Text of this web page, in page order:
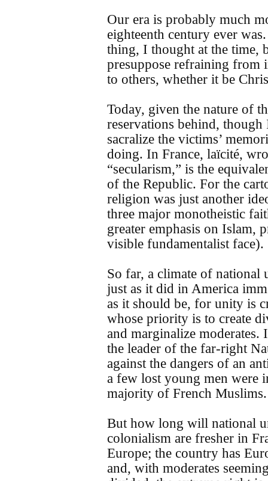
Our era is probably much
eighteenth century ever
thing, I thought at the time,
presuppose refraining from
to others, whether it be
Today, given the nature of
reservations behind,
sacralize the victims’
doing. In France, laïcité,
“secularism,” is the
of the Republic. For the
religion was just another
three major monotheistic
greater emphasis on Islam,
visible fundamentalist face).
So far, a climate of
just as it did in America
as it should be, for unity is
whose priority is to create
and marginalize moderates.
the leader of the far-right
against the dangers of an
a few lost young men were
majority of French Muslims.
But how long will national
colonialism are fresher in
Europe; the country has
and, with moderates